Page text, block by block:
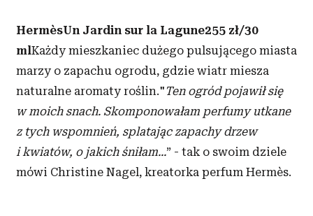
HermèsUn Jardin sur la Lagune255 zł/30
mlKażdy mieszkaniec dużego pulsującego miasta
marzy o zapachu ogrodu, gdzie wiatr miesza
naturalne aromaty roślin." Ten ogród pojawił się
w moich snach. Skomponowałam perfumy utkane
z tych wspomnień, splatając zapachy drzew
i kwiatów, o jakich śniłam...” - tak o swoim dziele
mówi Christine Nagel, kreatorka perfum Hermès.